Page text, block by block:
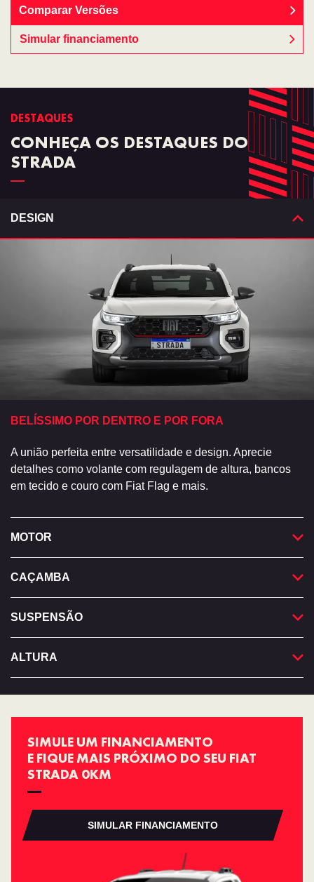
Comparar Versões
Simular financiamento
DESTAQUES
CONHEÇA OS DESTAQUES DO
STRADA
DESIGN
BELÍSSIMO POR DENTRO E POR FORA
A união perfeita entre versatilidade e design. Aprecie
detalhes como volante com regulagem de altura, bancos
em tecido e couro com Fiat Flag e mais.
MOTOR
CAÇAMBA
SUSPENSÃO
ALTURA
SIMULE UM FINANCIAMENTO
E FIQUE MAIS PRÓXIMO DO SEU FIAT
STRADA 0KM
SIMULAR FINANCIAMENTO